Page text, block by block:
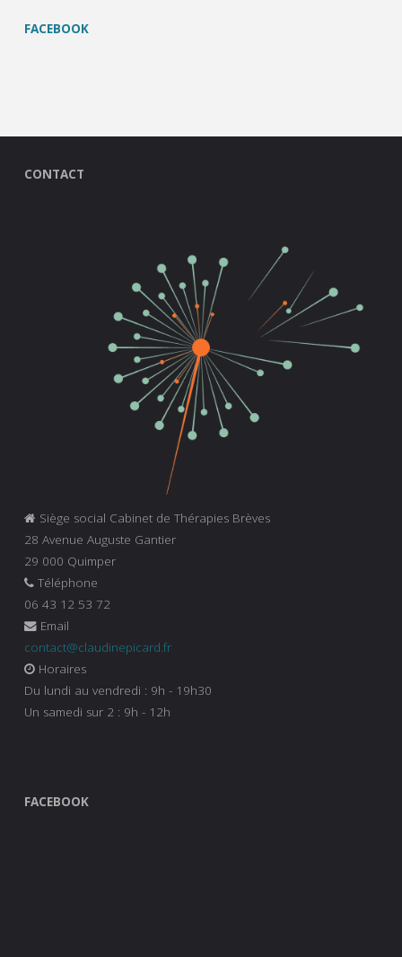
FACEBOOK
CONTACT
Siège social Cabinet de Thérapies Brèves
28 Avenue Auguste Gantier
29 000 Quimper
Téléphone
06 43 12 53 72
Email
contact@claudinepicard.fr
Horaires
Du lundi au vendredi : 9h - 19h30
Un samedi sur 2 : 9h - 12h
FACEBOOK